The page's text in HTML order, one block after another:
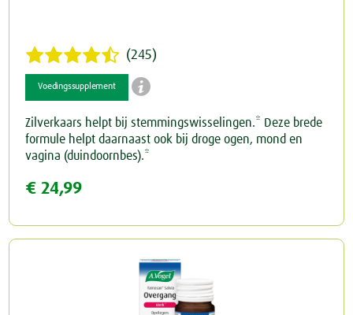
(245)
Voedingssupplement 
Zilverkaars helpt bij stemmingswisselingen.* Deze brede
formule helpt daarnaast ook bij droge ogen, mond en
vagina (duindoornbes).*
€ 24,99